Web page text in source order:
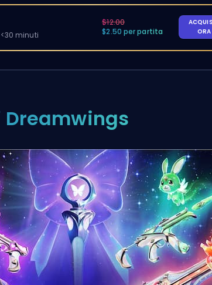
minuti
$12.00
$2.50 per partita
ORA
Dreamwings